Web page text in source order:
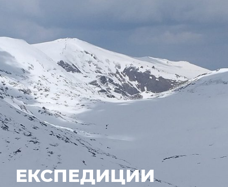
НАСТАНИ
ГАЛЕРИЈА
ЗА НАС
ПОДДРЖУВАЧИ
ЕКСПЕДИЦИИ